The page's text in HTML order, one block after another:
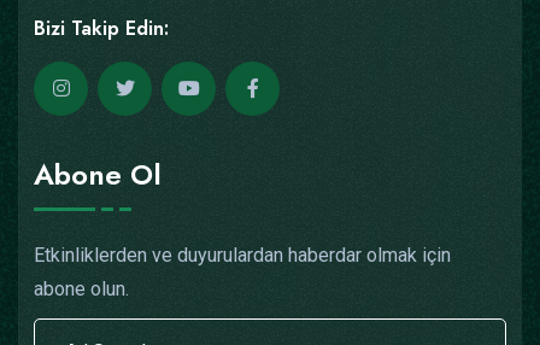
Bizi Takip Edin:
Abone Ol
Etkinliklerden ve duyurulardan haberdar olmak için
abone olun.